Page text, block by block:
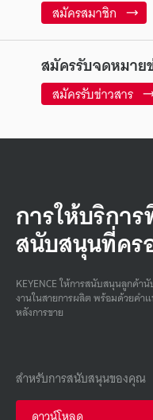
สมัครสมาชิก
สมัครรับจดหมาย
สมัครรับข่าวสาร
การให้บริกา
สนับสนุนที่ค
KEYENCE ให้การสนับสนุนลูกค้า
งานในสายการผลิต พร้อมด้วยคํา
หลังการขาย
สำหรับการสนับสนุนของคุณ